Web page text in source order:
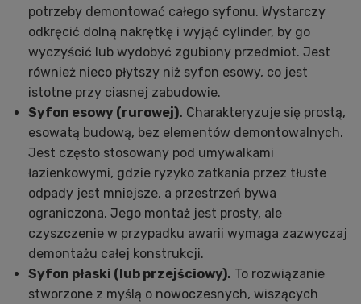
potrzeby demontować całego syfonu. Wystarczy
odkręcić dolną nakrętkę i wyjąć cylinder, by go
wyczyścić lub wydobyć zgubiony przedmiot. Jest
również nieco płytszy niż syfon esowy, co jest
istotne przy ciasnej zabudowie.
Syfon esowy (rurowej). Charakteryzuje się prostą,
esowatą budową, bez elementów demontowalnych.
Jest często stosowany pod umywalkami
łazienkowymi, gdzie ryzyko zatkania przez tłuste
odpady jest mniejsze, a przestrzeń bywa
ograniczona. Jego montaż jest prosty, ale
czyszczenie w przypadku awarii wymaga zazwyczaj
demontażu całej konstrukcji.
Syfon płaski (lub przejściowy). To rozwiązanie
stworzone z myślą o nowoczesnych, wiszących